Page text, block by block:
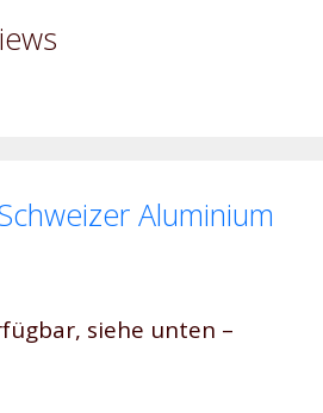
Aluminium
siehe unten –